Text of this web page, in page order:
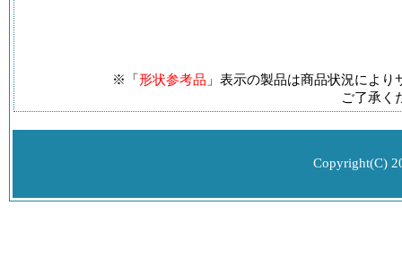
※「 形状参考品 」表示の製品は商品状況によ
ご了承く
Copyright(C)